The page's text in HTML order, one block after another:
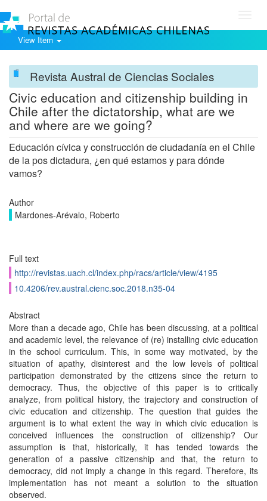
View Item
Revista Austral de Ciencias Sociales
Civic education and citizenship building in
Chile after the dictatorship, what are we
and where are we going?
Educación cívica y construcción de ciudadanía en el Chile
de la pos dictadura, ¿en qué estamos y para dónde
vamos?
Author
Mardones-Arévalo, Roberto
Full text
http://revistas.uach.cl/index.php/racs/article/view/4195
10.4206/rev.austral.cienc.soc.2018.n35-04
Abstract
More than a decade ago, Chile has been discussing, at a political
and academic level, the relevance of (re) installing civic education
in the school curriculum. This, in some way motivated, by the
situation of apathy, disinterest and the low levels of political
participation demonstrated by the citizens since the return to
democracy. Thus, the objective of this paper is to critically
analyze, from political history, the trajectory and construction of
civic education and citizenship. The question that guides the
argument is to what extent the way in which civic education is
conceived influences the construction of citizenship? Our
assumption is that, historically, it has tended towards the
generation of a passive citizenship and that, the return to
democracy, did not imply a change in this regard. Therefore, its
implementation has not meant a solution to the situation
observed.